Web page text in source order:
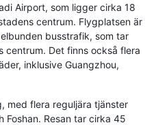
Airport, som ligger cirka 18
centrum. Flygplatsen är
busstrafik, som tar
centrum. Det finns också flera
inklusive Guangzhou,
med flera reguljära tjänster
Foshan. Resan tar cirka 45